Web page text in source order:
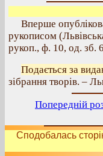
Вперше
рукописом
рукоп., ф. 10, од. зб.
Подається за
зібрання творів. –
Попередній
Сподобалась